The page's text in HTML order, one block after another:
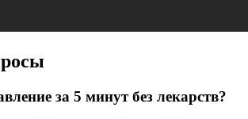
за 5 минут без лекарств?